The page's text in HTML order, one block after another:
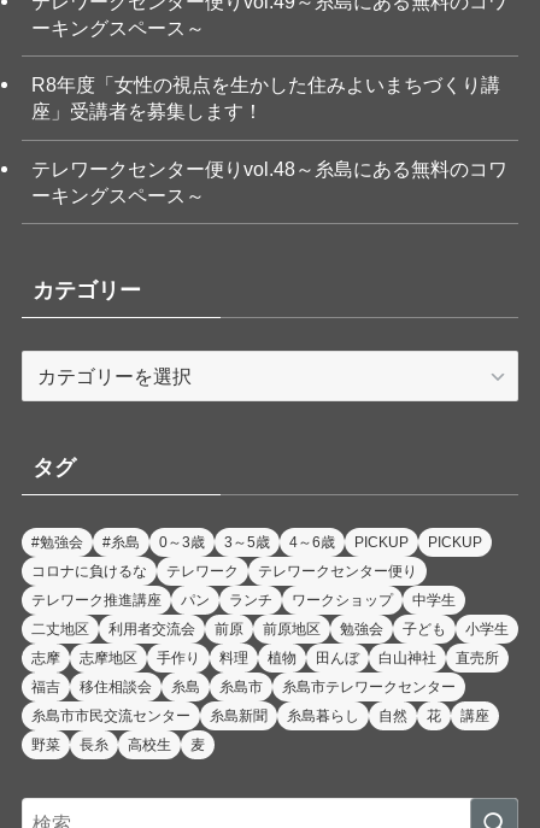
ーキングスペース～
R8年度「女性の視点を生かした住みよいまちづくり講
座」受講者を募集します！
テレワークセンター便りvol.48～糸島にある無料のコワ
ーキングスペース～
カテゴリー
ー
タグ
#勉強会 #糸島 0～3歳 3～5歳 4～6歳 PICKUP
PICKUP
コロナに負けるな
テレワーク
テレワークセンター便り
テレワーク推進講座
パン ランチ ワークショップ
中学生
二丈地区
利用者交流会 前原 前原地区 勉強会 子ども
小学生
志摩
志摩地区 手作り 料理 植物 田んぼ 白山神社
直売所
福吉
移住相談会 糸島 糸島市
糸島市テレワークセンター
糸島市市民交流センター
糸島新聞 糸島暮らし 自然 花
講座
野菜
長糸 高校生 麦